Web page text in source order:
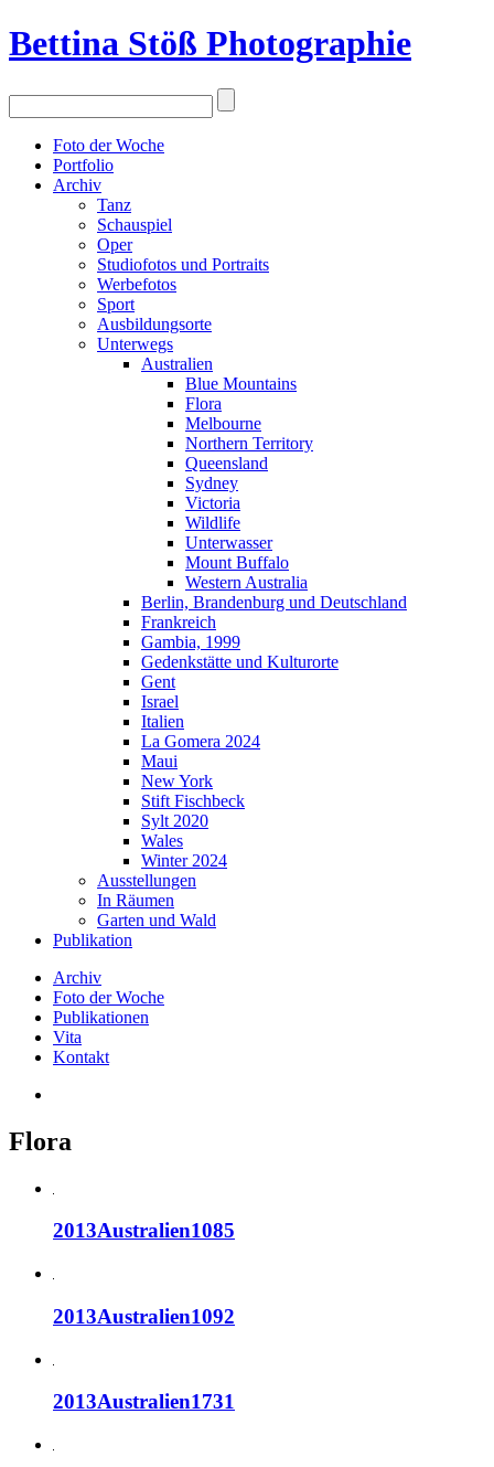
Bettina Stöß Photographie
Foto der Woche
Portfolio
Archiv
Tanz
Schauspiel
Oper
Studiofotos und Portraits
Werbefotos
Sport
Ausbildungsorte
Unterwegs
Australien
Blue Mountains
Flora
Melbourne
Northern Territory
Queensland
Sydney
Victoria
Wildlife
Unterwasser
Mount Buffalo
Western Australia
Berlin, Brandenburg und Deutschland
Frankreich
Gambia, 1999
Gedenkstätte und Kulturorte
Gent
Israel
Italien
La Gomera 2024
Maui
New York
Stift Fischbeck
Sylt 2020
Wales
Winter 2024
Ausstellungen
In Räumen
Garten und Wald
Publikation
Archiv
Foto der Woche
Publikationen
Vita
Kontakt
Flora
2013Australien1085
2013Australien1092
2013Australien1731